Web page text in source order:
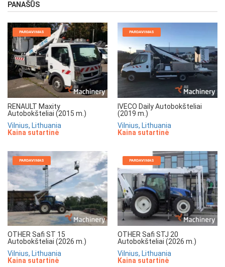
PANAŠŪS
PARDAVIMAS
RENAULT Maxity
Autobokšteliai (2015 m.)
Vilnius, Lithuania
Kaina sutartinė
PARDAVIMAS
IVECO Daily Autobokšteliai
(2019 m.)
Vilnius, Lithuania
Kaina sutartinė
PARDAVIMAS
OTHER Safi ST 15
Autobokšteliai (2026 m.)
Vilnius, Lithuania
Kaina sutartinė
PARDAVIMAS
OTHER Safi STJ 20
Autobokšteliai (2026 m.)
Vilnius, Lithuania
Kaina sutartinė